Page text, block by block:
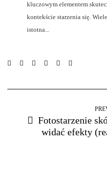
kluczowym elementem
kontekście starzenia się.
istotna...
Fotostarzenie
widać efekty